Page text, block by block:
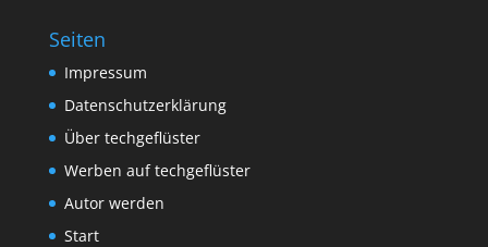
Seiten
Impressum
Datenschutzerklärung
Über techgeflüster
Werben auf techgeflüster
Autor werden
Start